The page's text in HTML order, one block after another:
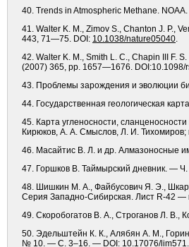
40. Trends in Atmospheric Methane.
41. Walter K. M., Zimov S., Chanton J. P.,
443, 71—75. DOI: 10.1038/nature05040.
42. Walter K. M., Smith L. C., Chapin III F.
(2007) 365, pp. 1657—1676. DOI:10.1098/
43. Проблемы зарождения и эволюции
44. Государственная геологическая
45. Карта угленосности,
Кирюков, А. А. Смыслов, Л. И.
46. Масайтис В. Л. и др. Алмазоносные
47. Горшков В. Таймырский дневник. —
48. Шишкин М. А., Файбусович Я. Э.,
Серия Западно-Сибирская. Лист R-42
49. Скоробогатов В. А., Строганов Л.
50. Эдельштейн К. К., Алябян А. М.,
№ 10. — С. 3–16. — DOI: 10.17076/lim571.